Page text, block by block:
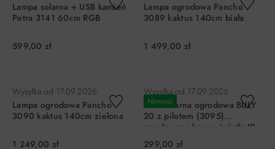
Lampa solarna + USB kamień
Petra 3141 60cm RGB
599,00 zł
Lampa ogrodowa Pancho
3089 kaktus 140cm biała
1 499,00 zł
Wysyłka od 17.09.2026
Lampa ogrodowa Pancho
3090 kaktus 140cm zielona
1 249,00 zł
Nowość
Wysyłka od 17.09.2026
Kula solarna ogrodowa BULY
20 z pilotem (3095)
regulowana barwa światła IP
68
299,00 zł